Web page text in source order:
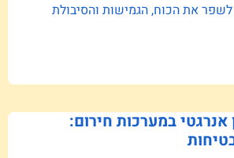
לשפר את הכוח, הגמישות והסיבולת
אנרגטי במערכות חירום: